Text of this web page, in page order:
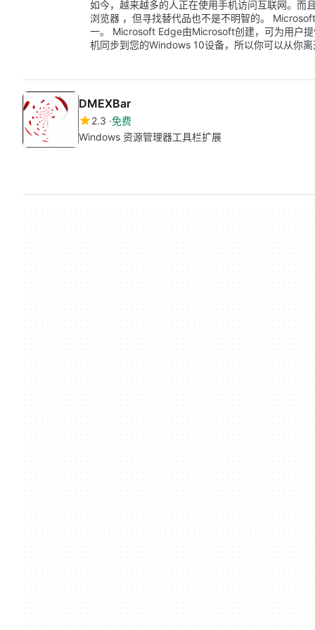
如今，越来越多的人正在使用手机访问互联网。而
浏览器 ，但寻找替代品也不是不明智的。
一。 Microsoft Edge由Microsoft创建，可为用户
机同步到您的Windows 10设备，所以你可以从你
DMEXBar
2.3 免费
Windows 资源管理器工具栏扩展